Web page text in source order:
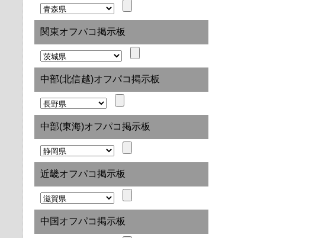
関東オフパコ掲示板
中部(北信越)オフパコ掲示板
中部(東海)オフパコ掲示板
近畿オフパコ掲示板
中国オフパコ掲示板